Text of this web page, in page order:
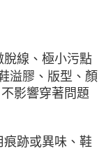
脫線、極小污點
溢膠、版型、顏
影響穿著問題
跡或異味、鞋